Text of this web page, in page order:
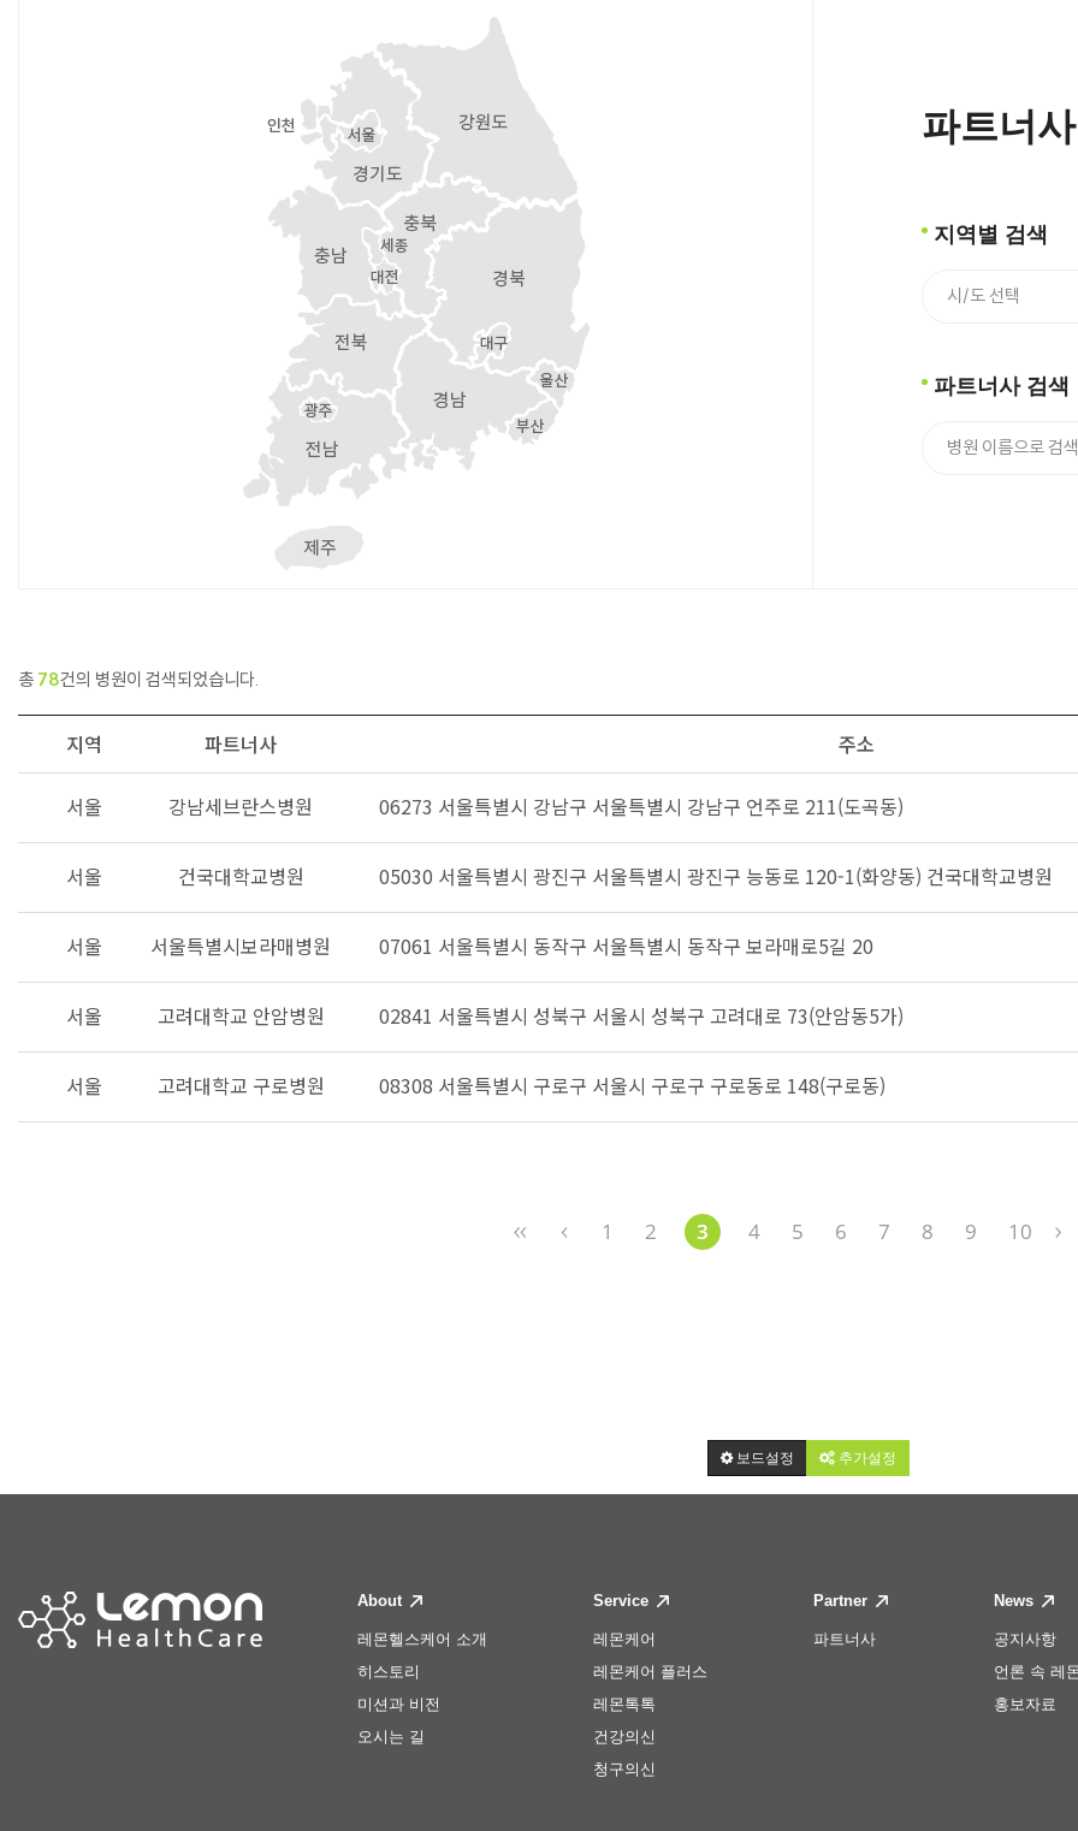
파트너
지역별 검색
파트너사 검색
총 78건의 병원이 검색되었습니다.
지역 파트너사 주소
서울 강남세브란스병원 06273 서울특별시 강남구 서울특별시 강남구 언주로 211(도곡동)
서울 건국대학교병원 05030 서울특별시 광진구 서울특별시 광진구 능동로 120-1(화양동) 건국대학교병원
서울 서울특별시보라매병원 07061 서울특별시 동작구 서울특별시 동작구 보라매로5길 20
서울 고려대학교 안암병원 02841 서울특별시 성북구 서울시 성북구 고려대로 73(안암동5가)
서울 고려대학교 구로병원 08308 서울특별시 구로구 서울시 구로구 구로동로 148(구로동)
1 2 3 4 5 6 7 8 9 10
보드설정 추가설정
About
레몬헬스케어 소개
히스토리
미션과 비전
오시는 길
Service
레몬케어
레몬케어 플러스
레몬톡톡
건강의신
청구의신
Partner
파트너사
News
공지사항
언론 속 레
홍보자료